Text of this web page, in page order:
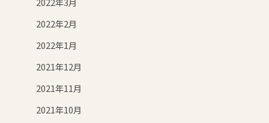
2022年2月
2022年1月
2021年12月
2021年11月
2021年10月